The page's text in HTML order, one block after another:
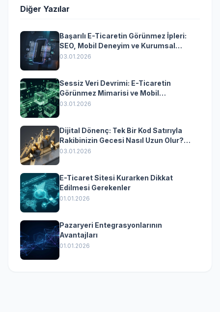
Diğer Yazılar
Başarılı E-Ticaretin Görünmez İpleri:
SEO, Mobil Deneyim ve Kurumsal
Yazılımın Kazandıran Senkronizasyonu
03.01.2026
Sessiz Veri Devrimi: E-Ticaretin
Görünmez Mimarisi ve Mobil
Dönüşümün Kurumsal Anahtarı
03.01.2026
Dijital Dönenç: Tek Bir Kod Satırıyla
Rakibinizin Gecesi Nasıl Uzun Olur?
(Kurumsal Yazılımın Güçlü Rolü)
03.01.2026
E-Ticaret Sitesi Kurarken Dikkat
Edilmesi Gerekenler
01.01.2026
Pazaryeri Entegrasyonlarının
Avantajları
01.01.2026